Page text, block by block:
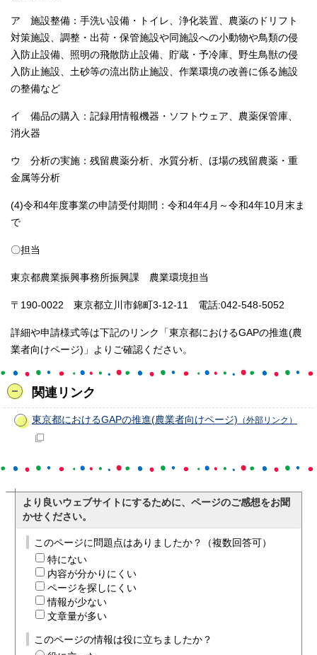
ア 施設整備：手洗い設備・トイレ、浄化装置、農薬のドリフト
対策施設、調整・出荷・保管施設や同施設への小動物や鳥類の侵
入防止設備、照明の飛散防止設備、貯蔵・予冷庫、野生鳥獣の侵
入防止施設、土砂等の流出防止施設、作業環境の改善に係る施設
の整備など
イ 備品の購入：記録用情報機器・ソフトウェア、農薬保管庫、
消火器
ウ 分析の実施：残留農薬分析、水質分析、ほ場の残留農薬・重
金属等分析
(4)令和4年度事業の申請受付期間：令和4年4月～令和4年10月末ま
で
〇担当
東京都農業振興事務所振興課 農業環境担当
〒190-0022 東京都立川市錦町3-12-11 電話:042-548-5052
詳細や申請様式等は下記のリンク「東京都におけるGAPの推進(農
業者向けページ)」よりご確認ください。
関連リンク
東京都におけるGAPの推進(農業者向けページ) （外部リンク）
より良いウェブサイトにするために、ページのご感想をお聞
かせください。
このページに問題点はありましたか？（複数回答可）
特にない
内容が分かりにくい
ページを探しにくい
情報が少ない
文章量が多い
このページの情報は役に立ちましたか？